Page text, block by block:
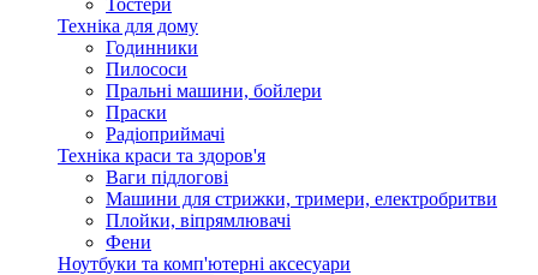
Тостери
Техніка для дому
Годинники
Пилососи
Пральні машини, бойлери
Праски
Радіоприймачі
Техніка краси та здоров'я
Ваги підлогові
Машини для стрижки, тримери, електробритви
Плойки, віпрямлювачі
Фени
Ноутбуки та комп'ютерні аксесуари